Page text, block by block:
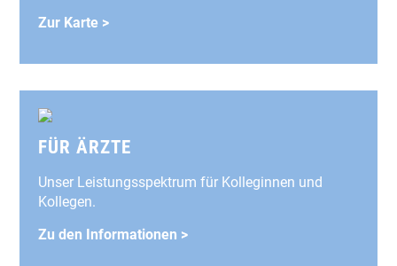
Zur Karte >
FÜR ÄRZTE
Unser Leistungsspektrum für Kolleginnen und
Kollegen.
Zu den Informationen >